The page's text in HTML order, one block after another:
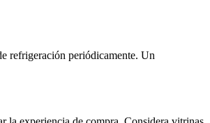
refrigeración periódicamente. Un